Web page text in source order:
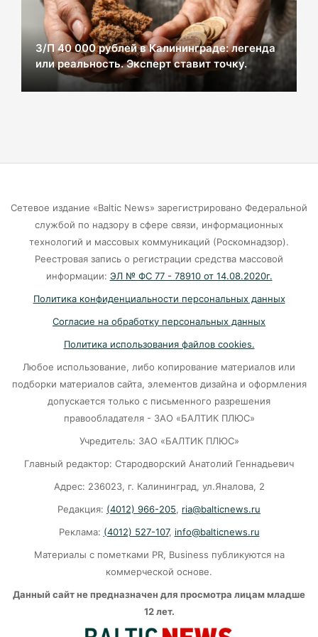
07-08-2026
В Калининграде из-за ямочного ремонта на К.
Маркса гибнут липы
подталкивает к депрессии
Калининград и Москва объединяются ради
07-08-2026
Убийцу участника СВО в Балтийске посадили
В Калининграде «КамАЗ» сбил скутериста
07-08-2026
Губернатор объяснил, откуда берутся пустые
колонки на заправках в Калининграде
06-08-2026
«Губернатор против ям»: Беспрозванных
требует перекроить график ремонта дорог
06-08-2026
З/П 40 000 рублей в Калининграде: легенда
или реальность. Эксперт ставит точку.
Сетевое издание «Baltic News» зарегистрировано Федеральной
службой по надзору в сфере связи, информационных
технологий и массовых коммуникаций (Роскомнадзор).
Реестровая запись о регистрации средства массовой
информации: ЭЛ № ФС 77 - 78910 от 14.08.2020г.
Политика конфиденциальности персональных данных
Согласие на обработку персональных данных
Политика использования файлов cookies.
Любое использование, либо копирование материалов или
подборки материалов сайта, элементов дизайна и оформления
допускается только с письменного разрешения
правообладателя - ЗАО «БАЛТИК ПЛЮС»
Учредитель: ЗАО «БАЛТИК ПЛЮС»
Главный редактор: Стародворский Анатолий Геннадьевич
Адрес: 236023, г. Калининград, ул.Яналова, 2
Редакция: (4012) 966-205, ria@balticnews.ru
Реклама: (4012) 527-107, info@balticnews.ru
Материалы с пометками PR, Business публикуются на
коммерческой основе.
Данный сайт не предназначен для просмотра лицам младше
12 лет.